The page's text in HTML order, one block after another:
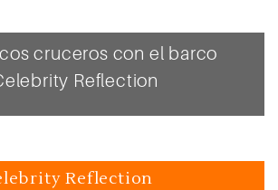
cruceros con el barco
Reflection
Reflection